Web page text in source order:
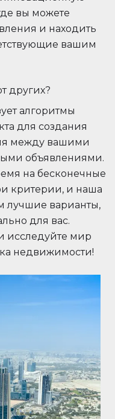
вы можете
и находить
вашим
других?
алгоритмы
для создания
между вашими
объявлениями.
на бесконечные
критерии, и наша
лучшие варианты,
для вас.
исследуйте мир
недвижимости!